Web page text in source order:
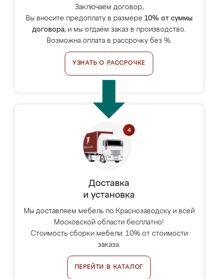
Заключаем договор,
Вы вносите предоплату в размере 10% от суммы
договора, и мы отдаём заказ в производство.
Возможна оплата в рассрочку без %.
УЗНАТЬ О РАССРОЧКЕ
Доставка
и установка
Мы доставляем мебель по Краснозаводску и всей
Московской области бесплатно!
Стоимость сборки мебели: 10% от стоимости
заказа.
ПЕРЕЙТИ В КАТАЛОГ